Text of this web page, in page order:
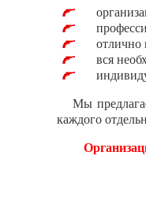
отлично
вся
Мы
каждого